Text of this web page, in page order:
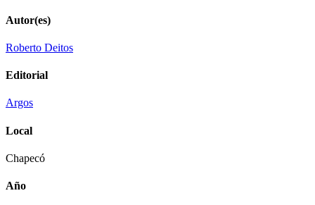
Autor(es)
Roberto Deitos
Editorial
Argos
Local
Chapecó
Año